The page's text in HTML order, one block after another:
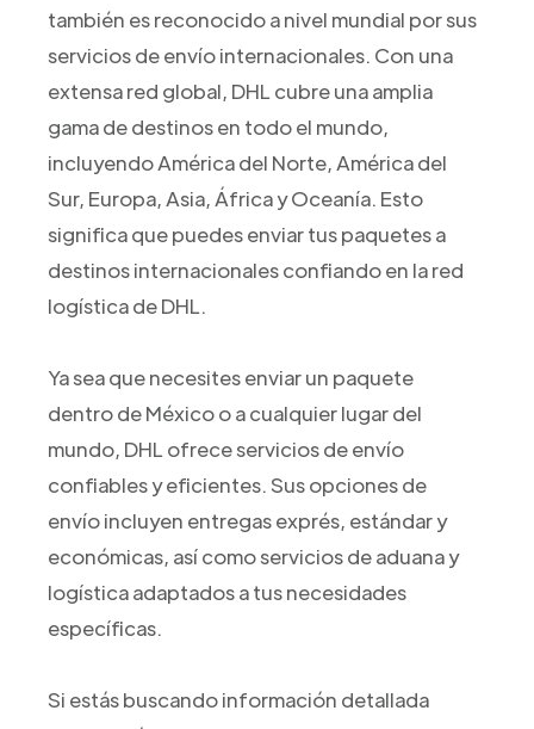
también es reconocido a nivel mundial por sus
servicios de envío internacionales. Con una
extensa red global, DHL cubre una amplia
gama de destinos en todo el mundo,
incluyendo América del Norte, América del
Sur, Europa, Asia, África y Oceanía. Esto
significa que puedes enviar tus paquetes a
destinos internacionales confiando en la red
logística de DHL.
Ya sea que necesites enviar un paquete
dentro de México o a cualquier lugar del
mundo, DHL ofrece servicios de envío
confiables y eficientes. Sus opciones de
envío incluyen entregas exprés, estándar y
económicas, así como servicios de aduana y
logística adaptados a tus necesidades
específicas.
Si estás buscando información detallada